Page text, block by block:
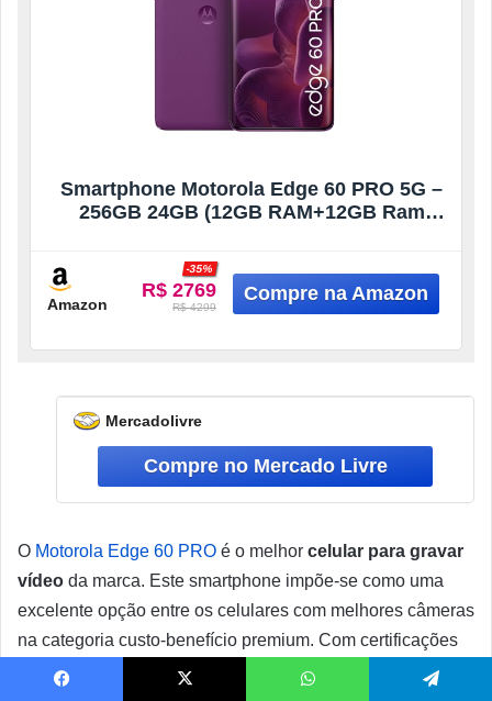
Smartphone Motorola Edge 60 PRO 5G –
256GB 24GB (12GB RAM+12GB Ram
Sony Camera ultrarresistencia militar IP68
+ IP69 – Violeta
Amazon
R$ 2769
-35%
R$ 4299
Mercadolivre
O Motorola Edge 60 PRO é o melhor celular para gravar
vídeo da marca. Este smartphone impõe-se como uma
excelente opção entre os celulares com melhores câmeras
na categoria custo-benefício premium. Com certificações
militares e sistema de câmeras Sony LYTIA, oferece